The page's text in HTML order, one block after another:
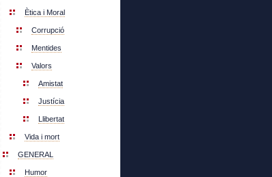
Ètica i Moral
Corrupció
Mentides
Valors
Amistat
Justícia
Llibertat
Vida i mort
GENERAL
Humor